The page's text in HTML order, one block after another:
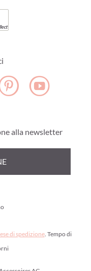
alla newsletter
di spedizione. Tempo di